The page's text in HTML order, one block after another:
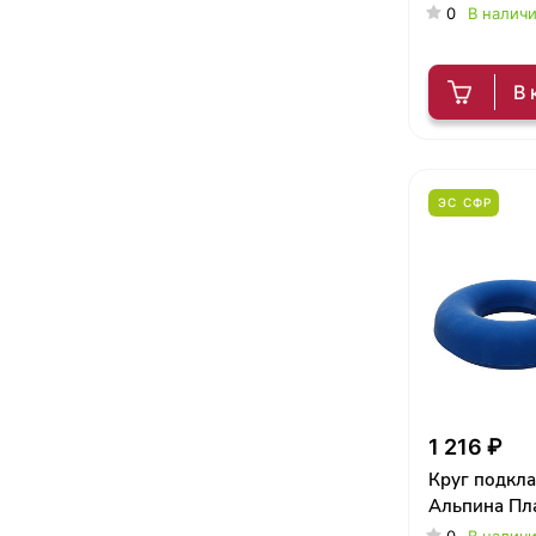
0 В
В
ЭС СФР
1 216 ₽
Круг
Альпина